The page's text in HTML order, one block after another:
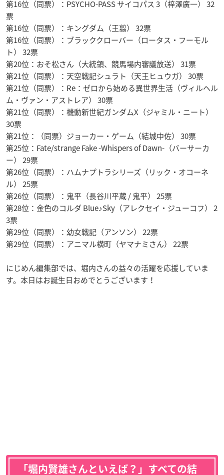
第16位（同票）：PSYCHO-PASS サイコパス 3（梓澤廣一） 32
票
第16位（同票）：キングダム（王翦） 32票
第16位（同票）：ブラッククローバー（ロータス・フーモル
ト） 32票
第20位：おそ松さん（大統領、競馬場内審議放送） 31票
第21位（同票）：天空戦記シュラト（天王ヒュウガ） 30票
第21位（同票）：Re：ゼロから始める異世界生活（ヴィルヘル
ム・ヴァン・アストレア） 30票
第21位（同票）：機動新世紀ガンダムX（ジャミル・ニート）
30票
第21位：（同票）ジョーカー・ゲーム（結城中佐） 30票
第25位：Fate/strange Fake -Whispers of Dawn-（バーサーカ
ー） 29票
第26位（同票）：ハムナプトラシリーズ（リック・オコーネ
ル） 25票
第26位（同票）：鬼平（長谷川平蔵 / 鬼平） 25票
第28位：金色のコルダ Blue♪Sky（アレクセイ・ジューコフ） 2
3票
第29位（同票）：幼女戦記（アンソン） 22票
第29位（同票）：アニマル横町（ヤマナミさん） 22票
にじめん編集部では、堀内さんの益々の活躍を応援していま
す。本日はお誕生日おめでとうございます！
「堀内賢雄さんといえば？」すべての結